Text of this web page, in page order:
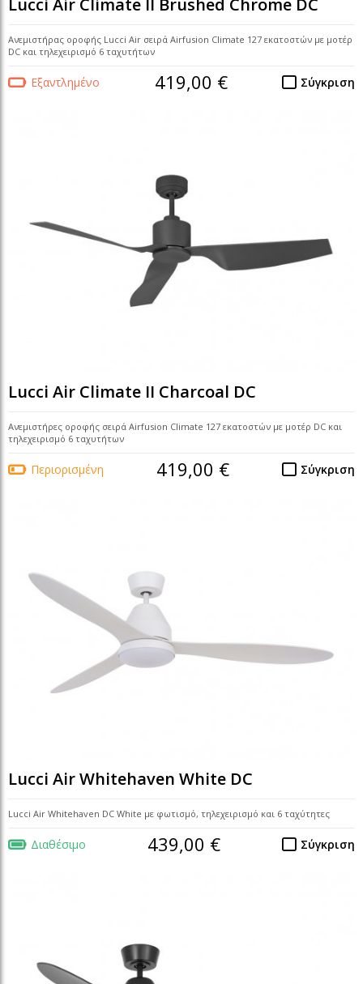
Lucci Air Climate II Brushed Chrome DC
Ανεμιστήρας οροφής Lucci Air σειρά Airfusion Climate 127 εκατοστών με μοτέρ
DC και τηλεχειρισμό 6 ταχυτήτων
Εξαντλημένο Σύγκριση
419,00 €
Lucci Air Climate II Charcoal DC
Ανεμιστήρες οροφής σειρά Airfusion Climate 127 εκατοστών με μοτέρ DC και
τηλεχειρισμό 6 ταχυτήτων
Περιορισμένη Σύγκριση
419,00 €
Lucci Air Whitehaven White DC
Lucci Air Whitehaven DC White με φωτισμό, τηλεχειρισμό και 6 ταχύτητες
Διαθέσιμο Σύγκριση
439,00 €